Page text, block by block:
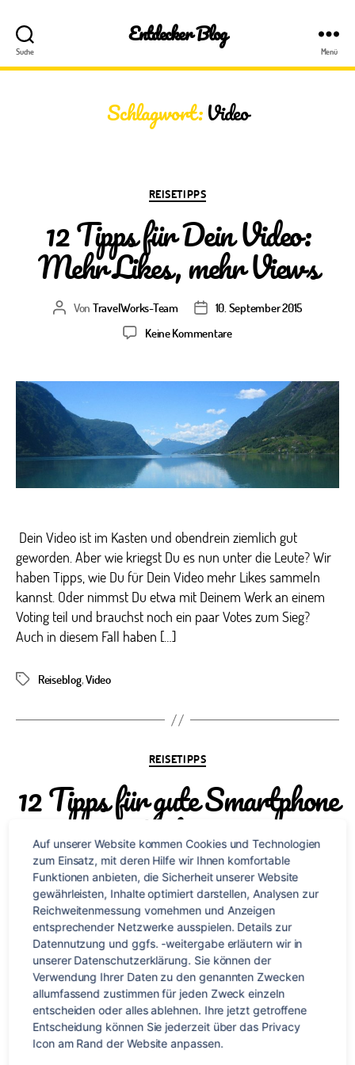
Suche
Entdecker Blog
Menü
Schlagwort:Video
Kategorien
REISETIPPS
12 Tipps für Dein Video:
Mehr Likes, mehr Views
Beitragsautor
Von TravelWorks-Team Veröffentlichungsdatum
10. September 2015
Keine Kommentarezu
für
Dein
Video:
Mehr
Likes,
Views
Dein Video ist im Kasten und obendrein ziemlich gut
geworden. Aber wie kriegst Du es nun unter die Leute? Wir
haben Tipps, wie Du für Dein Video mehr Likes sammeln
kannst. Oder nimmst Du etwa mit Deinem Werk an einem
Voting teil und brauchst noch ein paar Votes zum Sieg?
Auch in diesem Fall haben […]
Schlagwörter
Reiseblog,Video
Kategorien
REISETIPPS
12 Tipps für gute Smartphone
Videos
Beitragsautor
VonTravelWorks-Team Veröffentlichungsdatum
8. September 2013
1 Kommentarzu
12
Tipps
für
gute
Smartphone
Videos
Ob im Alltag oder unterwegs, oftmals hat das Smartphone
die klassische Kamera in Sachen Videos längst abgelöst.
Aber wie macht man eigentlich ein gutes Video mit dem
Smartphone? Ein paar einfache Tricks und Kniffe, um ein
gutes Smartphone Video zu erstellen, zeigen wir Euch hier!
Videos zu drehen ist heute kinderleicht. Immer und überall
Auf unserer Website kommen Cookies und Technologien
zum Einsatz, mit deren Hilfe wir Ihnen komfortable
Funktionen anbieten, die Sicherheit unserer Website
gewährleisten, Inhalte optimiert darstellen, Analysen zur
Reichweitenmessung vornehmen und Anzeigen
entsprechender Netzwerke ausspielen. Details zur
Datennutzung und ggfs. -weitergabe erläutern wir in
unserer Datenschutzerklärung. Sie können der
Verwendung Ihrer Daten zu den genannten Zwecken
allumfassend zustimmen für jeden Zweck einzeln
entscheiden oder alles ablehnen. Ihre jetzt getroffene
Entscheidung können Sie jederzeit über das Privacy
Icon am Rand der Website anpassen.